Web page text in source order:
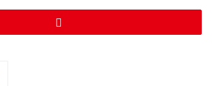
Energieeinsparung und
bei.
eine hervorragende